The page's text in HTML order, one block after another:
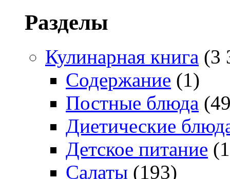
Разделы
Кулинарная книга (3
Содержание (1)
Постные блюда
Диетические
Детское питание
Салаты (193)